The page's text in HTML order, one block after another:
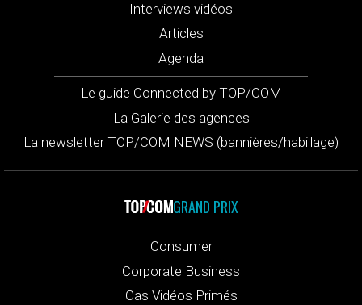
Interviews vidéos
Articles
Agenda
Le guide Connected by TOP/COM
La Galerie des agences
La newsletter TOP/COM NEWS (bannières/habillage)
GRAND PRIX
Consumer
Corporate Business
Cas Vidéos Primés